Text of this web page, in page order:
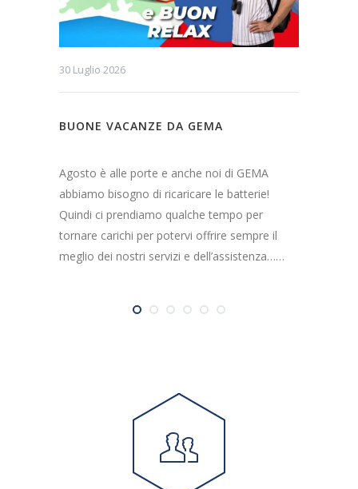
30 Luglio 2026
BUONE VACANZE DA GEMA
Agosto è alle porte e anche noi di GEMA
abbiamo bisogno di ricaricare le batterie!
Quindi ci prendiamo qualche tempo per
tornare carichi per potervi offrire sempre il
meglio dei nostri servizi e dell’assistenza……